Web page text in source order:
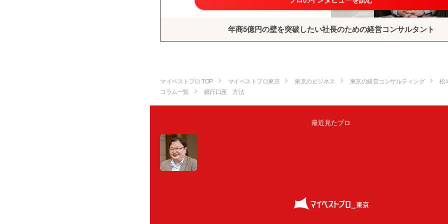
年商5億円の壁を突破したい社長のための経営コンサルタント
マイベストプロ TOP マイベストプロ東京 東京のビジネス 東京の経営コンサルティング
松
コラム一覧
銀行口座 方法
最近見たプロ